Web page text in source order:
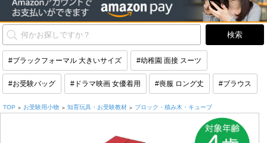
#ブラックフォーマル 大きいサイズ #幼稚園 面接 スーツ
#お受験バッグ #ドラマ映画 女優着用 #喪服 ロング丈 #ブラウス
TOP > お受験用小物 > 知育玩具・お受験教材 > ブロック・積み木・キューブ